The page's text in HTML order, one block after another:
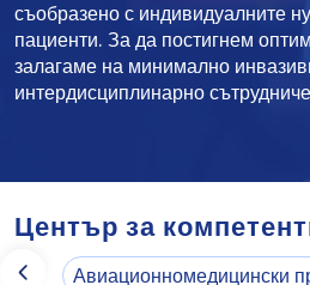
съобразено с индивидуалните
пациенти. За да постигнем
залагаме на минимално
интердисциплинарно
Център за
Авиационномедицински